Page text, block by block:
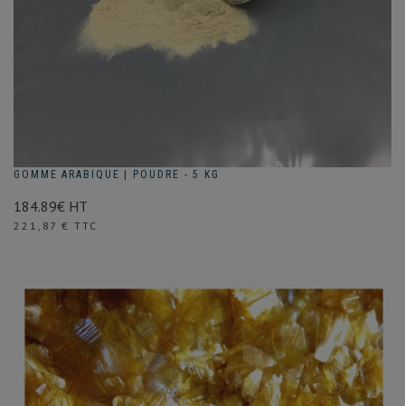
GOMME ARABIQUE | POUDRE - 5 KG
184.89€ HT
Prix
221,87 € TTC